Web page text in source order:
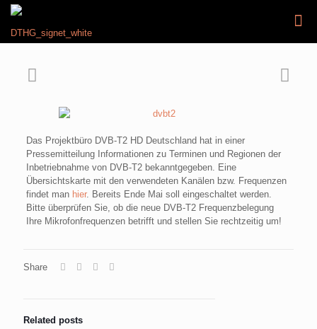
Das Projektbüro DVB-T2 HD Deutschland hat in einer
Pressemitteilung Informationen zu Terminen und Regionen der
Inbetriebnahme von DVB-T2 bekanntgegeben. Eine
Übersichtskarte mit den verwendeten Kanälen bzw. Frequenzen
findet man hier. Bereits Ende Mai soll eingeschaltet werden.
Bitte überprüfen Sie, ob die neue DVB-T2 Frequenzbelegung
Ihre Mikrofonfrequenzen betrifft und stellen Sie rechtzeitig um!
Share
Related posts